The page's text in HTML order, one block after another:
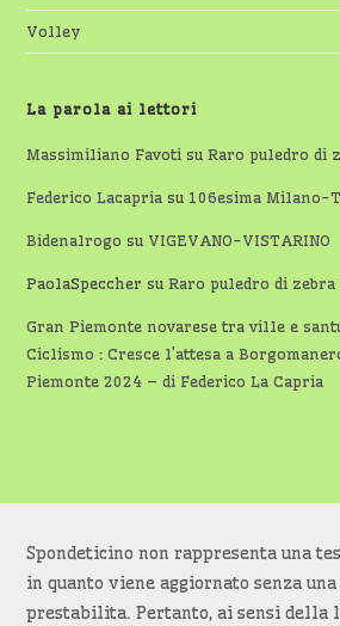
Volley
La parola ai lettori
Massimiliano Favoti suRaro puledro di
Federico Lacapria su 106esima Milano-
Bidenalrogo su VIGEVANO-VISTARINO
PaolaSpeccher suRaro puledro di zebra
Gran Piemonte novarese tra ville e
Ciclismo : Cresce l’attesa a
Piemonte 2024 – di Federico La Capria
Spondeticino non rappresenta una
in quanto viene aggiornato senza
prestabilita. Pertanto, ai sensi della